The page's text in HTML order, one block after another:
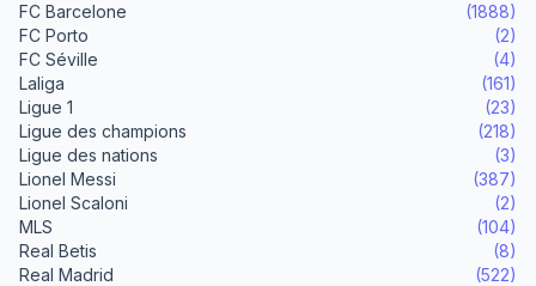
FC Barcelone
(1888)
FC Porto
(2)
FC Séville
(4)
Laliga
(161)
Ligue 1
(23)
Ligue des champions
(218)
Ligue des nations
(3)
Lionel Messi
(387)
Lionel Scaloni
(2)
MLS
(104)
Real Betis
(8)
Real Madrid
(522)